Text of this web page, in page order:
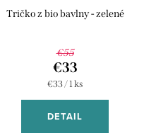
Tričko z bio bavlny - zelené
€55
€33
Jednotková
€33 / 1 ks
DETAIL